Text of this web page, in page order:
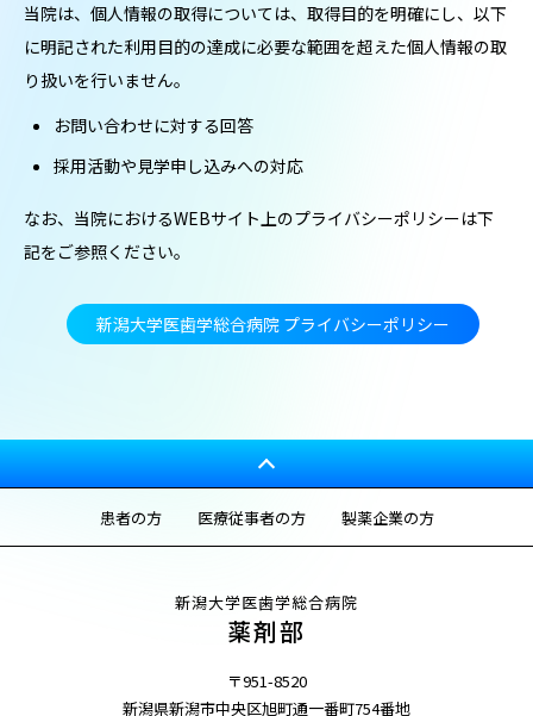
当院は、個人情報の取得については、取得目的を明確にし、以下
に明記された利用目的の達成に必要な範囲を超えた個人情報の取
り扱いを行いません。
お問い合わせに対する回答
採用活動や見学申し込みへの対応
なお、当院におけるWEBサイト上のプライバシーポリシーは下
記をご参照ください。
新潟大学医歯学総合病院 プライバシーポリシー
患者の方 医療従事者の方 製薬企業の方
新潟大学医歯学総合病院
薬剤部
〒951-8520
新潟県新潟市中央区旭町通一番町754番地